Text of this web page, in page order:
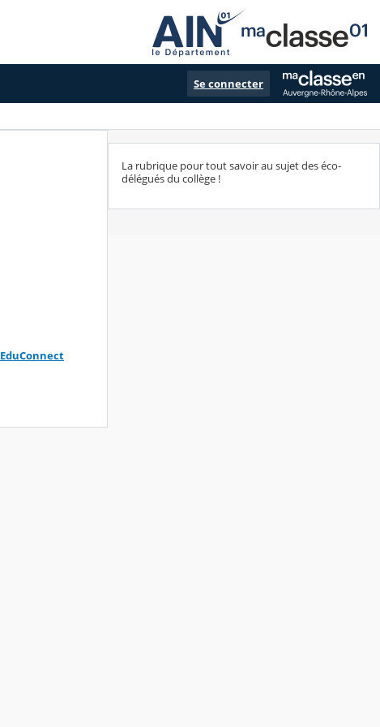
Se connecter
EduConnect
La rubrique pour tout savoir au sujet des éco-
délégués du collège !